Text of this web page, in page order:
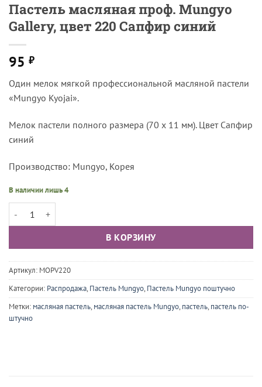
Пастель масляная проф. Mungyo
Gallery, цвет 220 Сапфир синий
95 ₽
Один мелок мягкой профессиональной масляной пастели
«Mungyo Kyojai».
Мелок пастели полного размера (70 х 11 мм). Цвет Сапфир
синий
Производство: Mungyo, Корея
В наличии лишь 4
Количество товара Пастель масляная проф. Mungyo Gallery, цвет
В КОРЗИНУ
Артикул: MOPV220
Категории: Распродажа, Пастель Mungyo, Пастель Mungyo поштучно
Метки: масляная пастель, масляная пастель Mungyo, пастель, пастель по-
штучно